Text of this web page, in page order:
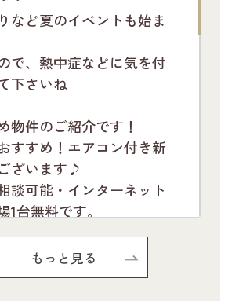
など夏のイベントも始ま
で、熱中症などに気を付
下さいね
物件のご紹介です！
すすめ！エアコン付き新
ざいます♪
談可能・インターネット
1台無料です。
い合わせください(^^♪
Ⅱ101
もっと見る